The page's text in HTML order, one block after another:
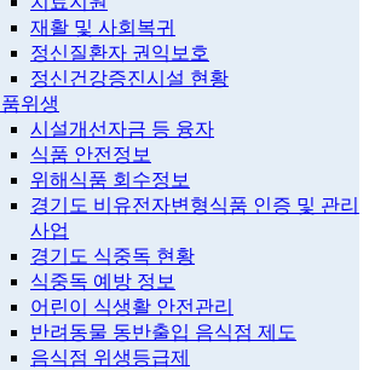
재활 및 사회복귀
정신질환자 권익보호
정신건강증진시설 현황
위생
시설개선자금 등 융자
식품 안전정보
위해식품 회수정보
경기도 비유전자변형식품 인증 및 관리
사업
경기도 식중독 현황
식중독 예방 정보
어린이 식생활 안전관리
반려동물 동반출입 음식점 제도
음식점 위생등급제